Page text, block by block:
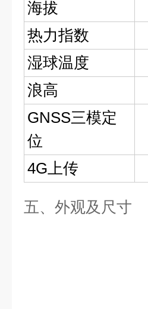
海拔
热力指数
湿球温度
浪高
GNSS三模定
位
4G上传
五、外观及尺寸